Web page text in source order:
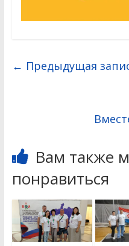
← Предыдущая
Вам также
понравиться